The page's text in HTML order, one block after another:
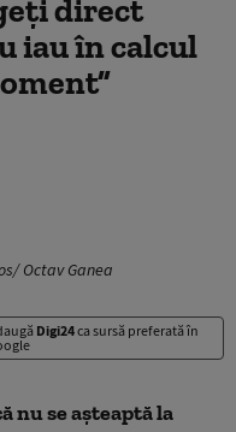
direct
iau în calcul
Octav Ganea
Digi24ca sursă preferată în
nu se așteaptă la